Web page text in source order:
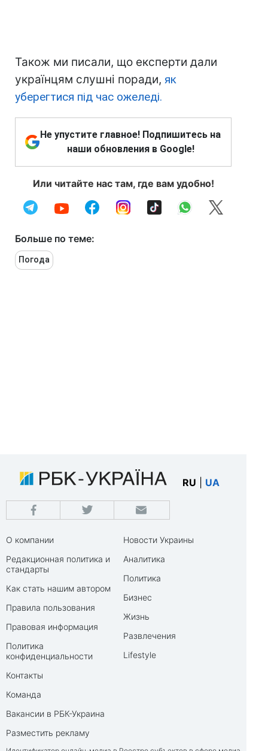
Також ми писали, що експерти дали
українцям слушні поради, як
уберегтися під час ожеледі.
Не упустите главное! Подпишитесь на
наши обновления в Google!
Или читайте нас там, где вам удобно!
Больше по теме:
Погода
RU UA
О компании
Редакционная политика и
стандарты
Как стать нашим автором
Правила пользования
Правовая информация
Политика
конфиденциальности
Контакты
Команда
Вакансии в РБК-Украина
Разместить рекламу
Новости Украины
Аналитика
Политика
Бизнес
Жизнь
Развлечения
Lifestyle